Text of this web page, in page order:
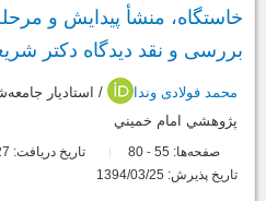
خاستگاه، منشأ پیدایش و
بررسی و نقد دیدگاه دکتر
محمد فولادی وندا
/ استاديار
پژوهشي امام خميني
صفحه‌ها: 55
-
تاریخ دریافت: 1393/09/27
تاریخ پذیرش: 1394/03/25